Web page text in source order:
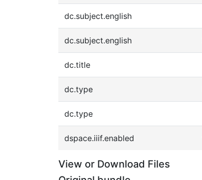
dc.subject.english
dc.subject.english
dc.title
dc.type
dc.type
dspace.iiif.enabled
View or Download Files